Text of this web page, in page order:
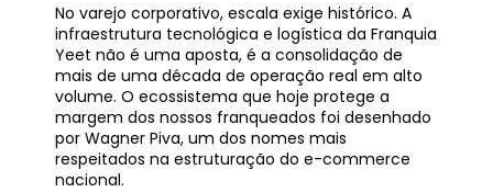
No varejo corporativo, escala exige histórico. A
infraestrutura tecnológica e logística da Franquia
Yeet não é uma aposta, é a consolidação de
mais de uma década de operação real em alto
volume. O ecossistema que hoje protege a
margem dos nossos franqueados foi desenhado
por Wagner Piva, um dos nomes mais
respeitados na estruturação do e-commerce
nacional.